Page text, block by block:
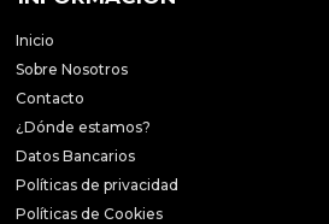
Inicio
Sobre Nosotros
Contacto
¿Dónde estamos?
Datos Bancarios
Políticas de privacidad
Políticas de Cookies